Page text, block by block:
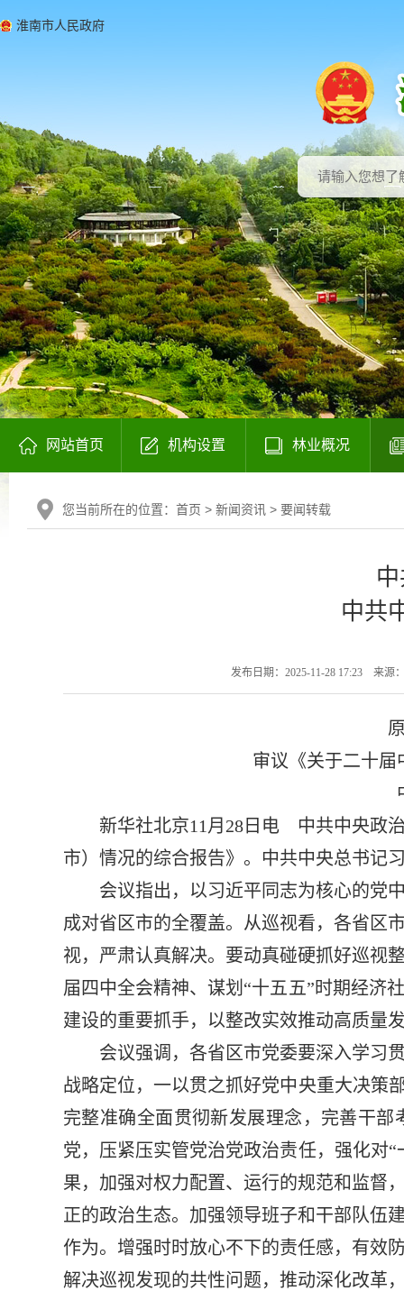
淮南市人民政府
网站首页 机构设置 林业概况
您当前所在的位置： 首页 > 新闻资讯 > 要闻转载
中共
发布日期：2025-11-28 17:23 来源
审议《关于二十
新华社北京11月28日电 中共中央政
市）情况的综合报告》。中共中央总书记
会议指出，以习近平同志为核心的党
成对省区市的全覆盖。从巡视看，各省区
视，严肃认真解决。要动真碰硬抓好巡视
届四中全会精神、谋划“十五五”时期经济
建设的重要抓手，以整改实效推动高质量
会议强调，各省区市党委要深入学习
战略定位，一以贯之抓好党中央重大决策
完整准确全面贯彻新发展理念，完善干
党，压紧压实管党治党政治责任，强化对
果，加强对权力配置、运行的规范和监督
正的政治生态。加强领导班子和干部队伍
作为。增强时时放心不下的责任感，有效
解决巡视发现的共性问题，推动深化改革